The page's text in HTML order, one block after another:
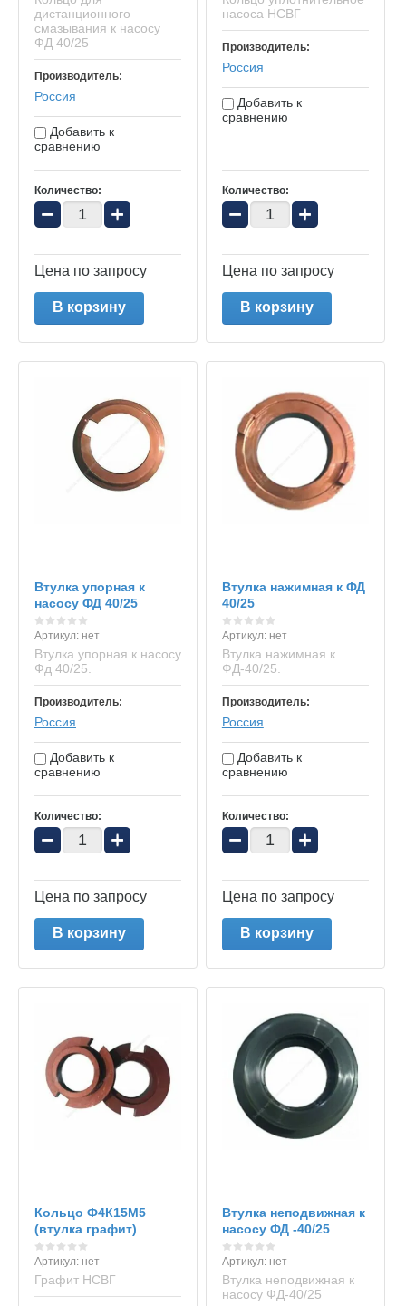
дистанционного
смазывания к насосу
ФД 40/25
Производитель:
Россия
Добавить к
сравнению
Количество:
− +
Цена по запросу
В корзину
насоса НСВГ
Производитель:
Россия
Добавить к
сравнению
Количество:
− +
Цена по запросу
В корзину
Втулка упорная к
насосу ФД 40/25
Артикул: нет
Втулка упорная к насосу
Фд 40/25.
Производитель:
Россия
Добавить к
сравнению
Количество:
− +
Цена по запросу
В корзину
Втулка нажимная к ФД
40/25
Артикул:нет
Втулка нажимная к
ФД-40/25.
Производитель:
Россия
Добавить к
сравнению
Количество:
− +
Цена по запросу
В корзину
Кольцо Ф4К15М5
(втулка графит)
Артикул: нет
Графит НСВГ
Втулка неподвижная к
насосу ФД -40/25
Артикул:нет
Втулка неподвижная к
насосу ФД-40/25